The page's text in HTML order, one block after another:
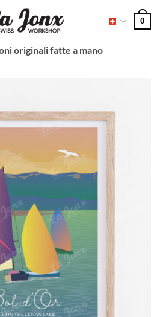
0
originali fatte a mano